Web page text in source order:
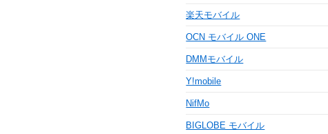
楽天モバイル
OCN モバイル ONE
DMMモバイル
Y!mobile
NifMo
BIGLOBE モバイル